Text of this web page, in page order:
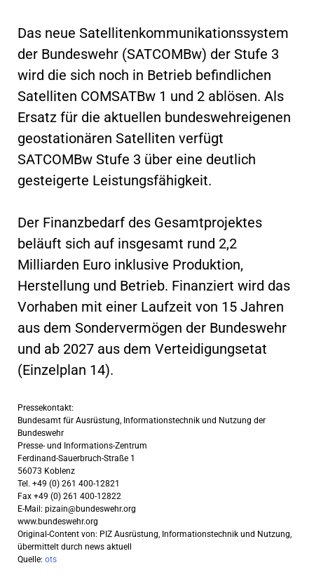
Das neue Satellitenkommunikationssystem
der Bundeswehr (SATCOMBw) der Stufe 3
wird die sich noch in Betrieb befindlichen
Satelliten COMSATBw 1 und 2 ablösen. Als
Ersatz für die aktuellen bundeswehreigenen
geostationären Satelliten verfügt
SATCOMBw Stufe 3 über eine deutlich
gesteigerte Leistungsfähigkeit.
Der Finanzbedarf des Gesamtprojektes
beläuft sich auf insgesamt rund 2,2
Milliarden Euro inklusive Produktion,
Herstellung und Betrieb. Finanziert wird das
Vorhaben mit einer Laufzeit von 15 Jahren
aus dem Sondervermögen der Bundeswehr
und ab 2027 aus dem Verteidigungsetat
(Einzelplan 14).
Pressekontakt:
Bundesamt für Ausrüstung, Informationstechnik und Nutzung der
Bundeswehr
Presse- und Informations-Zentrum
Ferdinand-Sauerbruch-Straße 1
56073 Koblenz
Tel. +49 (0) 261 400-12821
Fax +49 (0) 261 400-12822
E-Mail: pizain@bundeswehr.org
www.bundeswehr.org
Original-Content von: PIZ Ausrüstung, Informationstechnik und Nutzung,
übermittelt durch news aktuell
Quelle: ots